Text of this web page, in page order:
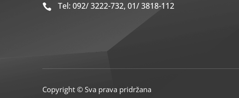
 Tel: 092/ 3222-732, 01/ 3818-112
Copyright © Sva prava pridržana